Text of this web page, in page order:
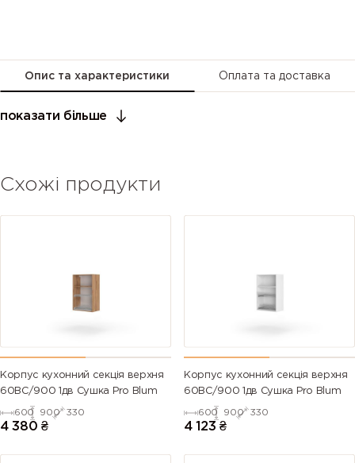
Опис та характеристики Оплата та доставка
показати більше
Схожі продукти
Корпус кухонний секцiя верхня
60ВС/900 1дв Сушка Pro Blum
600 900 330
4 380 ₴
Корпус кухонний секцiя верхня
60ВС/900 1дв Сушка Pro Blum
600 900 330
4 123 ₴